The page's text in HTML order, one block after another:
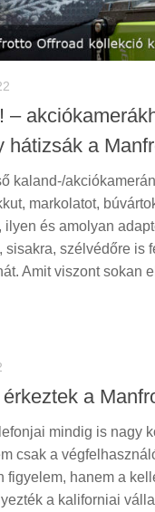
–
hátizsák a
kaland-/
markolatot,
és amolyan
sisakra, szélvédőre is
Amit viszont sokan
a
mindig is nagy
csak a
figyelem, hanem a
a kaliforniai